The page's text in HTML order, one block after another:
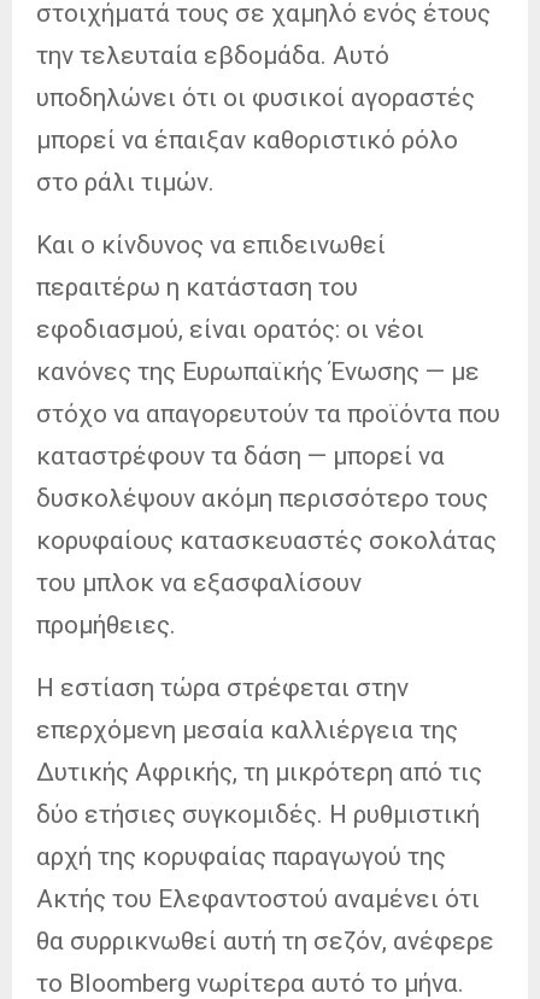
στοιχήματά τους σε χαμηλό ενός έτους
την τελευταία εβδομάδα. Αυτό
υποδηλώνει ότι οι φυσικοί αγοραστές
μπορεί να έπαιξαν καθοριστικό ρόλο
στο ράλι τιμών.
Και ο κίνδυνος να επιδεινωθεί
περαιτέρω η κατάσταση του
εφοδιασμού, είναι ορατός: οι νέοι
κανόνες της Ευρωπαϊκής Ένωσης — με
στόχο να απαγορευτούν τα προϊόντα που
καταστρέφουν τα δάση — μπορεί να
δυσκολέψουν ακόμη περισσότερο τους
κορυφαίους κατασκευαστές σοκολάτας
του μπλοκ να εξασφαλίσουν
προμήθειες.
Η εστίαση τώρα στρέφεται στην
επερχόμενη μεσαία καλλιέργεια της
Δυτικής Αφρικής, τη μικρότερη από τις
δύο ετήσιες συγκομιδές. Η ρυθμιστική
αρχή της κορυφαίας παραγωγού της
Ακτής του Ελεφαντοστού αναμένει ότι
θα συρρικνωθεί αυτή τη σεζόν, ανέφερε
το Bloomberg νωρίτερα αυτό το μήνα.